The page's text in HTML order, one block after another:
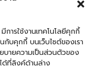
ารใช้งานเทคโนโลยีคุกกี้
บคุกกี้ บนเว็บไซต์ของเรา
บายความเป็นส่วนตัวของ
ด้ที่ลิงค์ด้านล่าง